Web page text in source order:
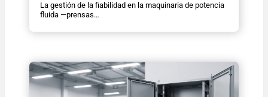
La gestión de la fiabilidad en la maquinaria de potencia
fluida —prensas…